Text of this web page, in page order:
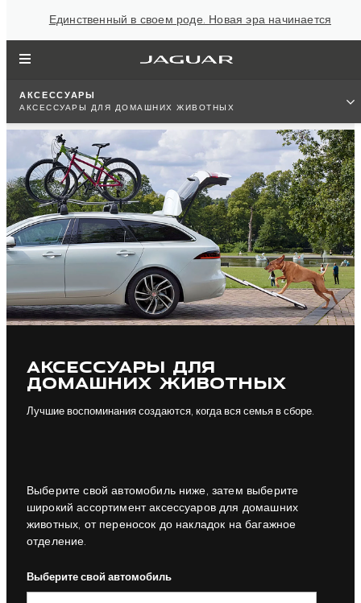
Единственный в своем роде. Новая эра начинается
АКСЕССУАРЫ
АКСЕССУАРЫ ДЛЯ ДОМАШНИХ ЖИВОТНЫХ
АКСЕССУАРЫ ДЛЯ
ДОМАШНИХ ЖИВОТНЫХ
Лучшие воспоминания создаются, когда вся семья в сборе.
Выберите свой автомобиль ниже, затем выберите
широкий ассортимент аксессуаров для домашних
животных, от переносок до накладок на багажное
отделение.
Выберите свой автомобиль